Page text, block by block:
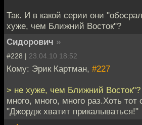
Так. И в какой серии они
хуже, чем Ближний Восток"?
Сидорович »
#228 | 23.04.10 18:52
Кому: Эрик Картман, #227
> не хуже, чем Ближний Восток"?
много, много, много раз.Хоть
"Джордж хватит прикалываться!"